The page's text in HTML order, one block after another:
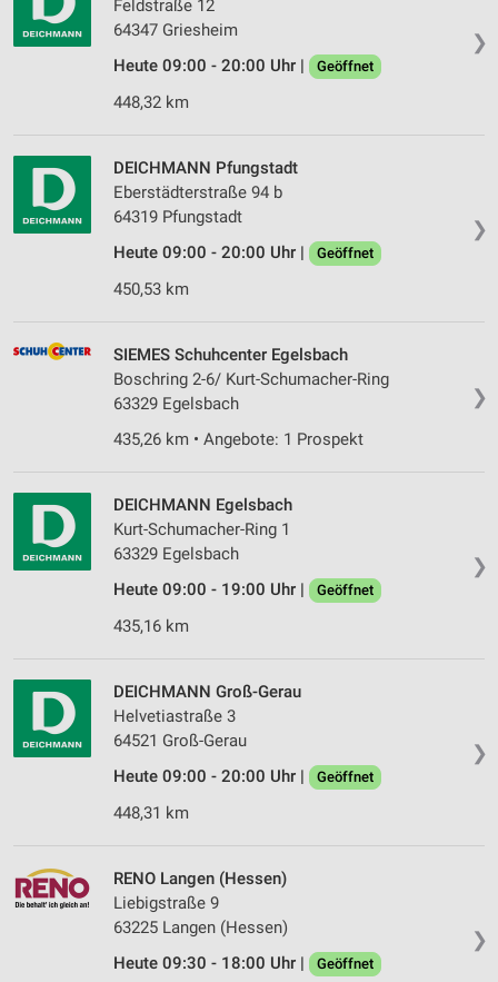
❯
Feldstraße 12
64347 Griesheim
Heute 09:00 - 20:00 Uhr |
Geöffnet
448,32 km
❯
DEICHMANN Pfungstadt
Eberstädterstraße 94 b
64319 Pfungstadt
Heute 09:00 - 20:00 Uhr |
Geöffnet
450,53 km
❯
SIEMES Schuhcenter Egelsbach
Boschring 2-6/ Kurt-Schumacher-Ring
63329 Egelsbach
435,26 km • Angebote: 1 Prospekt
❯
DEICHMANN Egelsbach
Kurt-Schumacher-Ring 1
63329 Egelsbach
Heute 09:00 - 19:00 Uhr |
Geöffnet
435,16 km
❯
DEICHMANN Groß-Gerau
Helvetiastraße 3
64521 Groß-Gerau
Heute 09:00 - 20:00 Uhr |
Geöffnet
448,31 km
❯
RENO Langen (Hessen)
Liebigstraße 9
63225 Langen (Hessen)
Heute 09:30 - 18:00 Uhr |
Geöffnet